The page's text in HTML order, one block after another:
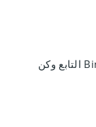
انضم إلى برنامج Binarium التابع وكن